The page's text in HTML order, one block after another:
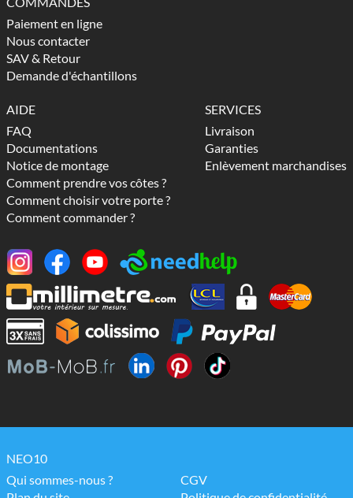
Paiement en ligne
Nous contacter
SAV & Retour
Demande d'échantillons
AIDE
FAQ
Documentations
Notice de montage
Comment prendre vos côtes ?
Comment choisir votre porte ?
Comment commander ?
SERVICES
Livraison
Garanties
Enlèvement marchandises
NEO10
Qui sommes-nous ?
CGV